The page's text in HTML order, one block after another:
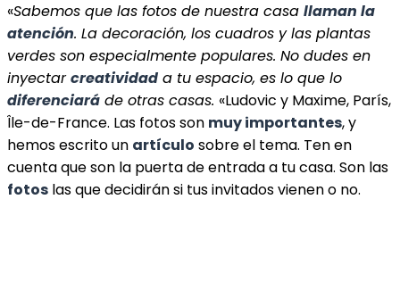
«Sabemos que las fotos de nuestra casa llaman la
atención. La decoración, los cuadros y las plantas
verdes son especialmente populares. No dudes en
inyectarcreatividad a tu espacio, es lo que lo
diferenciará de otras casas. «Ludovic y Maxime, París,
Île-de-France. Las fotos son muy importantes, y
hemos escrito un artículo sobre el tema. Ten en
cuenta que son la puerta de entrada a tu casa. Son las
fotos las que decidirán si tus invitados vienen o no.